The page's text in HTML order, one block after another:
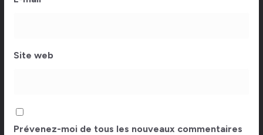
Site web
Prévenez-moi de tous les nouveaux commentaires